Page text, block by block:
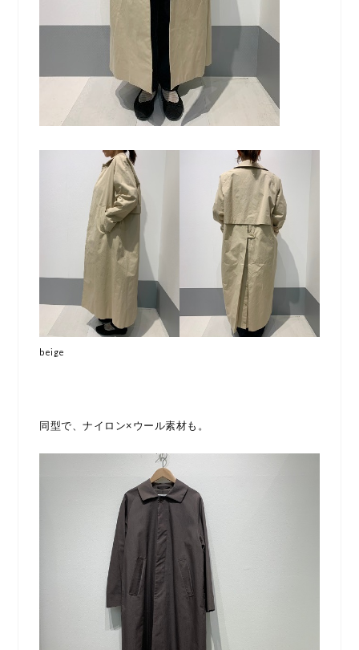
beige
同型で、ナイロン×ウール素材も。